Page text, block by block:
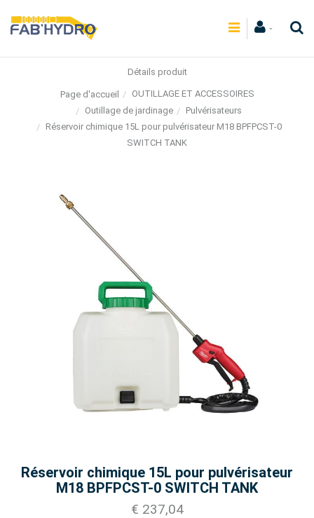
Détails produit
Page d'accueil
OUTILLAGE ET ACCESSOIRES
Outillage de jardinage
Pulvérisateurs
Réservoir chimique 15L pour pulvérisateur M18 BPFPCST-0
SWITCH TANK
Réservoir chimique 15L pour pulvérisateur
M18 BPFPCST-0 SWITCH TANK
€ 237,04